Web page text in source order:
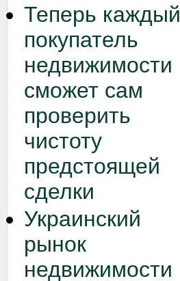
Теперь каждый
покупатель
недвижимости
сможет сам
проверить
чистоту
предстоящей
сделки
Украинский
рынок
недвижимости